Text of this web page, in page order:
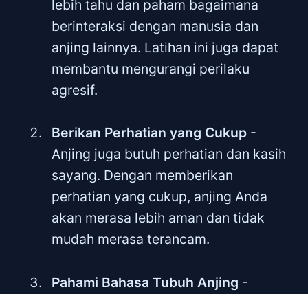
lebih tahu dan paham bagaimana
berinteraksi dengan manusia dan
anjing lainnya. Latihan ini juga dapat
membantu mengurangi perilaku
agresif.
Berikan Perhatian yang Cukup -
Anjing juga butuh perhatian dan kasih
sayang. Dengan memberikan
perhatian yang cukup, anjing Anda
akan merasa lebih aman dan tidak
mudah merasa terancam.
Pahami Bahasa Tubuh Anjing -